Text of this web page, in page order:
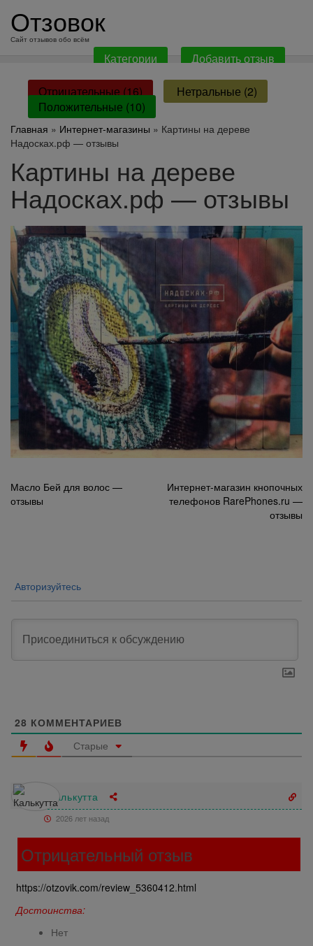
содержанию
Отзовок
Сайт отзывов обо всём
Категории Добавить отзыв
Отрицательные (16)
Нетральные (2)
Положительные (10)
Главная » Интернет-магазины » Картины на дереве
Надосках.рф — отзывы
Картины на дереве
Надосках.рф — отзывы
Навигация
по
Масло Бей для волос —
отзывы
Интернет-магазин кнопочных
телефонов RarePhones.ru —
отзывы
Авторизуйтесь
28 КОММЕНТАРИЕВ
Старые
Калькутта
2026 лет назад
Отрицательный отзыв
https://otzovik.com/review_5360412.html
Достоинства:
Нет